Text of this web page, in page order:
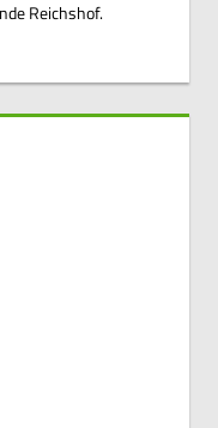
Reichshof.